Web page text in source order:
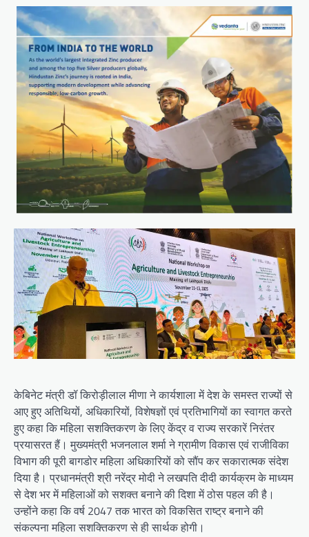
केबिनेट मंत्री डॉ किरोड़ीलाल मीणा ने कार्यशाला में देश के समस्त राज्यों से
आए हुए अतिथियों, अधिकारियों, विशेषज्ञों एवं प्रतिभागियों का स्वागत करते
हुए कहा कि महिला सशक्तिकरण के लिए केंद्र व राज्य सरकारें निरंतर
प्रयासरत हैं। मुख्यमंत्री भजनलाल शर्मा ने ग्रामीण विकास एवं राजीविका
विभाग की पूरी बागडोर महिला अधिकारियों को सौंप कर सकारात्मक संदेश
दिया है। प्रधानमंत्री श्री नरेंद्र मोदी ने लखपति दीदी कार्यक्रम के माध्यम
से देश भर में महिलाओं को सशक्त बनाने की दिशा में ठोस पहल की है।
उन्होंने कहा कि वर्ष 2047 तक भारत को विकसित राष्ट्र बनाने की
संकल्पना महिला सशक्तिकरण से ही सार्थक होगी।